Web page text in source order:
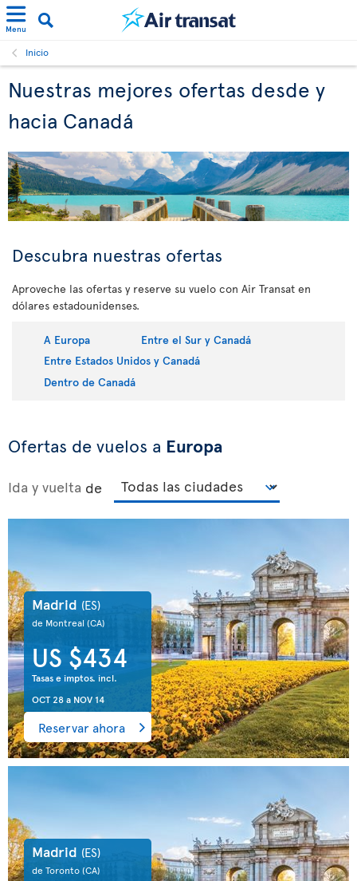
Menu
Inicio
Nuestras mejores ofertas desde y
hacia Canadá
Descubra nuestras ofertas
Aproveche las ofertas y reserve su vuelo con Air Transat en
dólares estadounidenses.
A Europa
Entre el Sur y Canadá
Entre Estados Unidos y Canadá
Dentro de Canadá
Ofertas de vuelos a Europa
Ida y vuelta de
Madrid (ES)
de Montreal (CA)
US $434
Tasas e imptos. incl.
OCT 28a NOV 14
Reservar ahora
Madrid (ES)
de Toronto(CA)